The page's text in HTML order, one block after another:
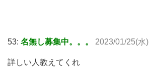
53: 名無し募集中。。。 2023/01/25(水
詳しい人教えてくれ